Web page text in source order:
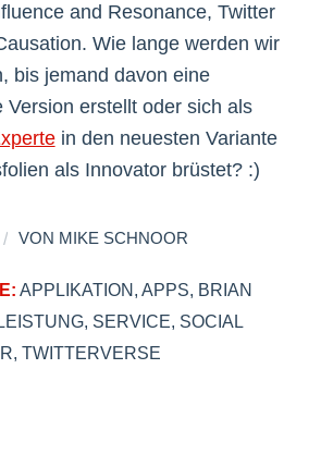
and Resonance, Twitter
Wie lange werden wir
bis jemand davon eine
Version erstellt oder sich als
in den neuesten Variante
als Innovator brüstet? :)
/ VON MIKE SCHNOOR
APPLIKATION, APPS, BRIAN
, SERVICE, SOCIAL
, TWITTERVERSE